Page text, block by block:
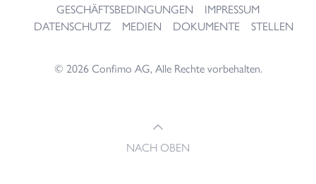
GESCHÄFTSBEDINGUNGEN
IMPRESSUM
DATENSCHUTZ
MEDIEN DOKUMENTE STELLEN
© 2026 Confimo AG, Alle Rechte vorbehalten.
NACH OBEN